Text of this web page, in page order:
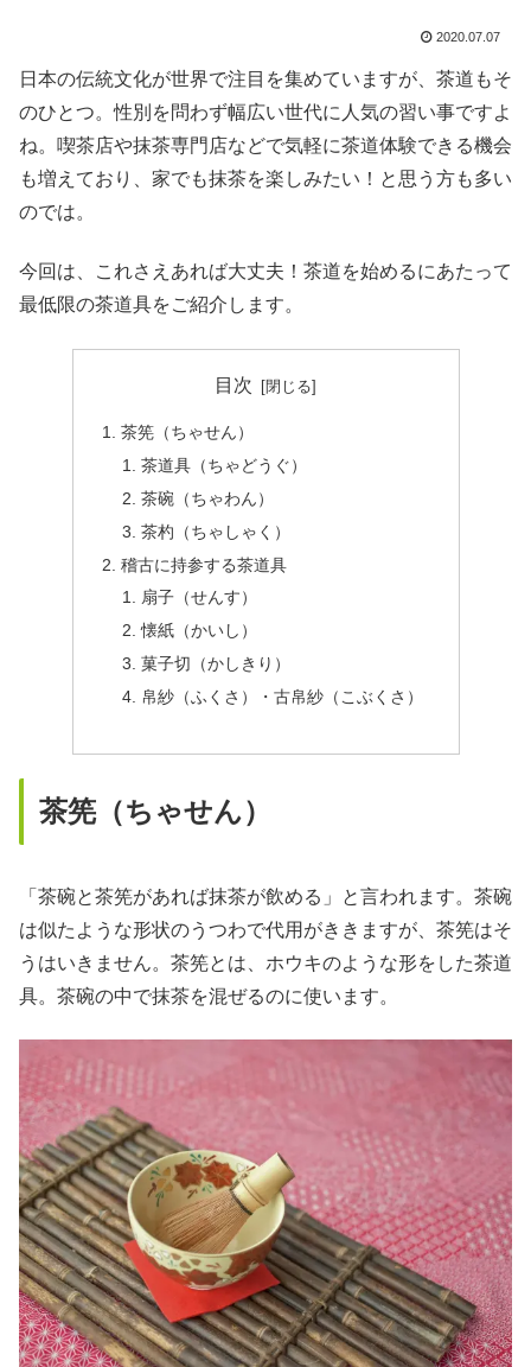
2020.07.07
日本の伝統文化が世界で注目を集めていますが、茶道もそ
のひとつ。性別を問わず幅広い世代に人気の習い事ですよ
ね。喫茶店や抹茶専門店などで気軽に茶道体験できる機会
も増えており、家でも抹茶を楽しみたい！と思う方も多い
のでは。
今回は、これさえあれば大丈夫！茶道を始めるにあたって
最低限の茶道具をご紹介します。
目次
茶筅（ちゃせん）
茶道具（ちゃどうぐ）
茶碗（ちゃわん）
茶杓（ちゃしゃく）
稽古に持参する茶道具
扇子（せんす）
懐紙（かいし）
菓子切（かしきり）
帛紗（ふくさ）・古帛紗（こぶくさ）
茶筅（ちゃせん）
「茶碗と茶筅があれば抹茶が飲める」と言われます。茶碗
は似たような形状のうつわで代用がききますが、茶筅はそ
うはいきません。茶筅とは、ホウキのような形をした茶道
具。茶碗の中で抹茶を混ぜるのに使います。